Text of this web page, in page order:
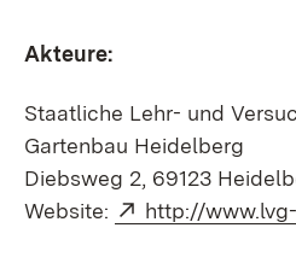
Akteure:
Staatliche Lehr- und
Gartenbau Heidelberg
Diebsweg 2, 69123
Website:
Extern:
http://